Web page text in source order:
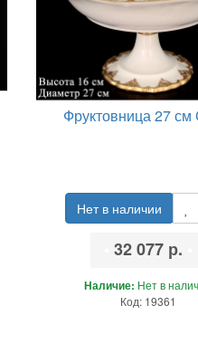
Фруктовница 27 см
Нет в наличии
32 077 р.
Наличие: Нет в
Код: 19361